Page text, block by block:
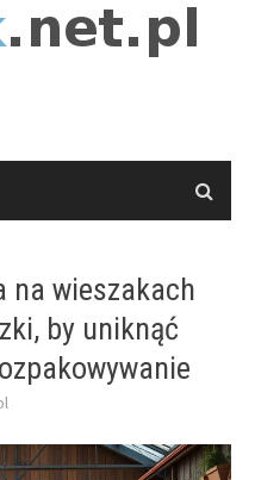
na wieszakach
by uniknąć